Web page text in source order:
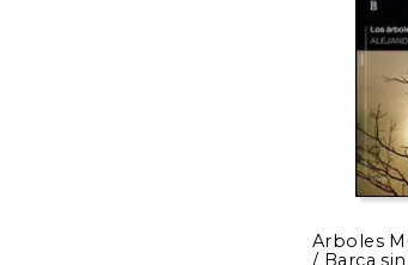
50%
Arboles
/ Barca